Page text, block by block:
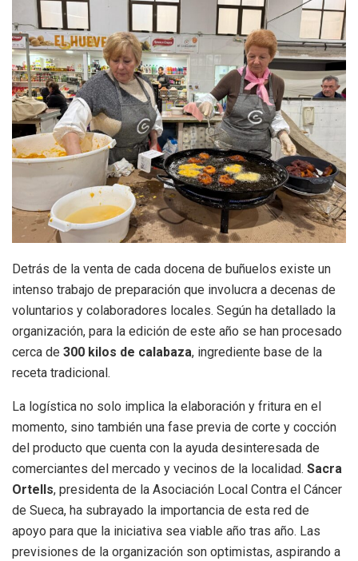
Detrás de la venta de cada docena de buñuelos existe un
intenso trabajo de preparación que involucra a decenas de
voluntarios y colaboradores locales. Según ha detallado la
organización, para la edición de este año se han procesado
cerca de 300 kilos de calabaza, ingrediente base de la
receta tradicional.
La logística no solo implica la elaboración y fritura en el
momento, sino también una fase previa de corte y cocción
del producto que cuenta con la ayuda desinteresada de
comerciantes del mercado y vecinos de la localidad. Sacra
Ortells, presidenta de la Asociación Local Contra el Cáncer
de Sueca, ha subrayado la importancia de esta red de
apoyo para que la iniciativa sea viable año tras año. Las
previsiones de la organización son optimistas, aspirando a